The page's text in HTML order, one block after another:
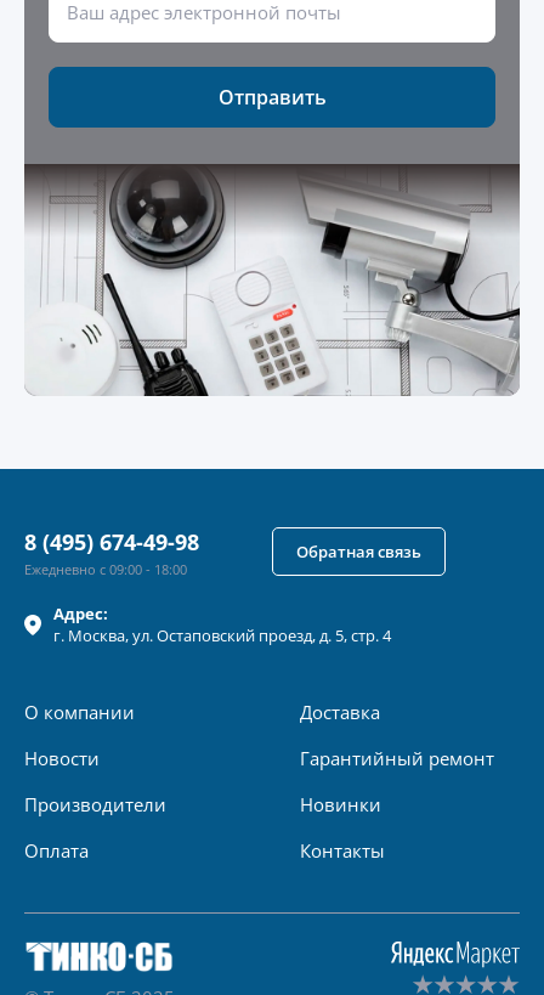
Отправить
Адрес:
г. Москва, ул.Остаповский проезд, д. 5, стр. 4
О компании
Новости
Производители
Оплата
Доставка
Гарантийный ремонт
Новинки
Контакты
8 (495) 674-49-98
Ежедневно с 09:00 - 18:00
Обратная связь